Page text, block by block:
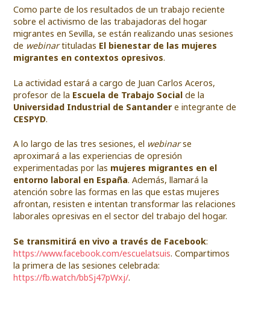
Como parte de los resultados de un trabajo reciente
sobre el activismo de las trabajadoras del hogar
migrantes en Sevilla, se están realizando unas sesiones
de webinartituladas El bienestar de las mujeres
migrantes en contextos opresivos.
La actividad estará a cargo de Juan Carlos Aceros,
profesor de la Escuela de Trabajo Socialde la
Universidad Industrial de Santandere integrante de
CESPYD.
A lo largo de las tres sesiones, el webinarse
aproximará a las experiencias de opresión
experimentadas por las mujeres migrantes en el
entorno laboral en España. Además, llamará la
atención sobre las formas en las que estas mujeres
afrontan, resisten e intentan transformar las relaciones
laborales opresivas en el sector del trabajo del hogar.
Se transmitirá en vivo a través de Facebook:
https://www.facebook.com/escuelatsuis. Compartimos
la primera de las sesiones celebrada:
https://fb.watch/bbSj47pWxj/.